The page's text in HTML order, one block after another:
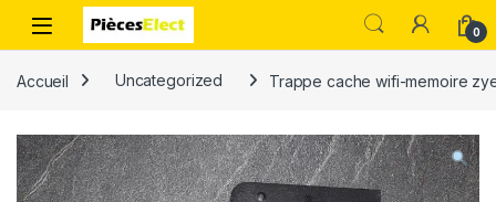
0
Accueil Uncategorized Trappe cache wifi-memoire